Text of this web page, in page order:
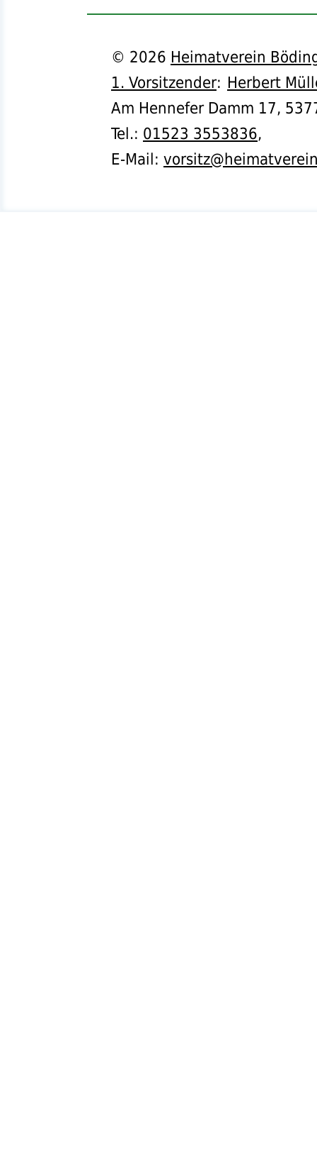
© 2026 Heimatverein
1. Vorsitzender: Herbert
Am Hennefer Damm 17,
Tel.: 01523 3553836,
E-Mail: